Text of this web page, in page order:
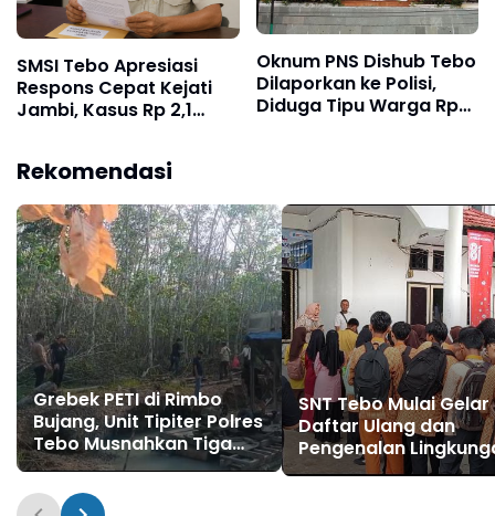
SMSI Tebo Apresiasi
Respons Cepat Kejati
Jambi, Kasus Rp 2,1
Oknum PNS Dishub Tebo
Dilaporkan ke Polisi,
Diduga Tipu Warga Rp
Rekomendasi
Grebek PETI di Rimbo
Bujang, Unit Tipiter Polres
Tebo Musnahkan Tiga
Rakit Dompeng dengan
Cara Dibakar
SNT Tebo Mulai Gelar
Daftar Ulang dan
Pengenalan
Sekolah, Puluhan